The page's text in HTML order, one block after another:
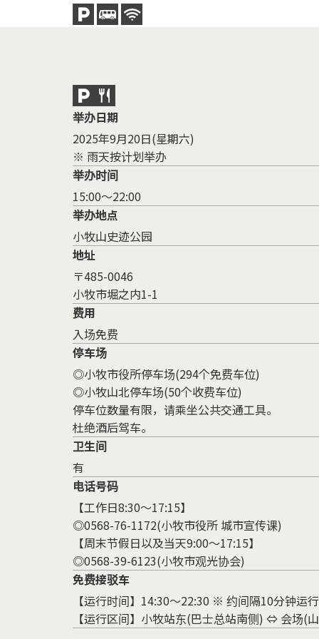
举办日期
2025年9月20日(星期六)
※ 雨天按计划举办
举办时间
15:00～22:00
举办地点
小牧山史迹公园
地址
〒485-0046
小牧市堀之内1-1
费用
入场免费
停车场
◎小牧市役所停车场(294个免费车位)
◎小牧山北停车场(50个收费车位)
停车位数量有限，请乘坐公共交通工具。
杜绝酒后驾车。
卫生间
有
电话号码
【工作日8:30～17:15】
◎0568-76-1172(小牧市役所 城市宣传课)
【周末节假日以及当天9:00～17:15】
◎0568-39-6123(小牧市观光协会)
免费接驳车
【运行时间】14:30～22:30 ※ 约间隔10分钟运行
【运行区间】小牧站东(巴士总站南侧) ⇔ 会场(